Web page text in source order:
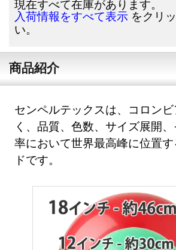
現在すべて在庫があります。
入荷情報をすべて表示 をクリ
い。
商品紹介
センペルテックスは、コロン
く、品質、色数、サイズ展開
率において世界最高峰に位置
ドです。